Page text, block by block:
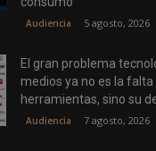
Audiencia 5 agosto, 2026
El gran problema
medios ya no es la falta
herramientas, sino su
Audiencia 7 agosto, 2026